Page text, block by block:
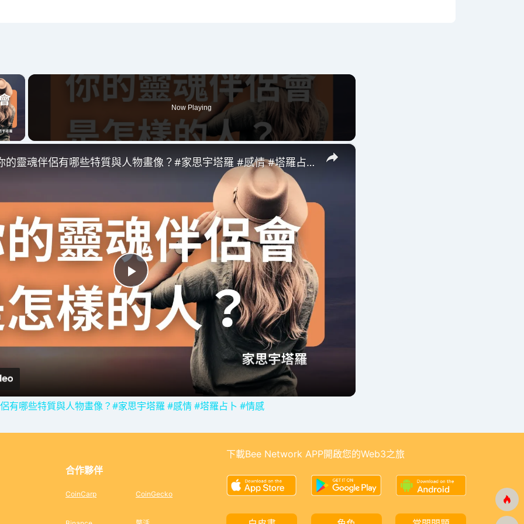
×
Now Playing
×
P
l
y
V
d
塔羅占卜｜你的靈魂伴侶有哪些特質與人物畫像？#家思宇塔羅 #感情 #塔羅占卜 #情感
有哪些特質與人物畫像？#家思宇塔羅 #感情 #塔羅占卜 #情感
合作夥伴
CoinCarp CoinGecko
下載Bee Network APP開啟您的Web3之旅